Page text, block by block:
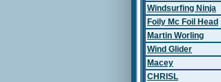
Windsurfing Ninja
Foily Mc Foil Head
Martin Worling
Wind Glider
Macey
CHRISL